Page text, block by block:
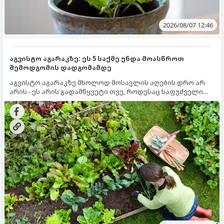
2026/08/07 12:46
აგვისტო აგარაკზე: ეს 5 საქმე უნდა მოასწროთ
შემოდგომის დადგომამდე
აგვისტო აგარაკზე მხოლოდ მოსავლის აღების დრო არ
არის - ეს არის გადამწყვეტი თვე, როდესაც საფუძველი
ეყრება მომავალი წლის მოსავალს და ბაღი მზადდება
შემოდგომა-ზამთრის სეზონისთვის. იმისათვის, რომ
ნიადაგმა ენერგია აღიდგინოს, ხოლო მცენარეებმა
ზამთარს გაუძლონ, აგვისტოს ბოლომდე 5
მნიშვნელოვანი საქმის გაკეთება უნდა მოასწროთ: